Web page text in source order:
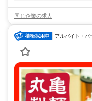
同じ企業の求人
アルバイト・パ